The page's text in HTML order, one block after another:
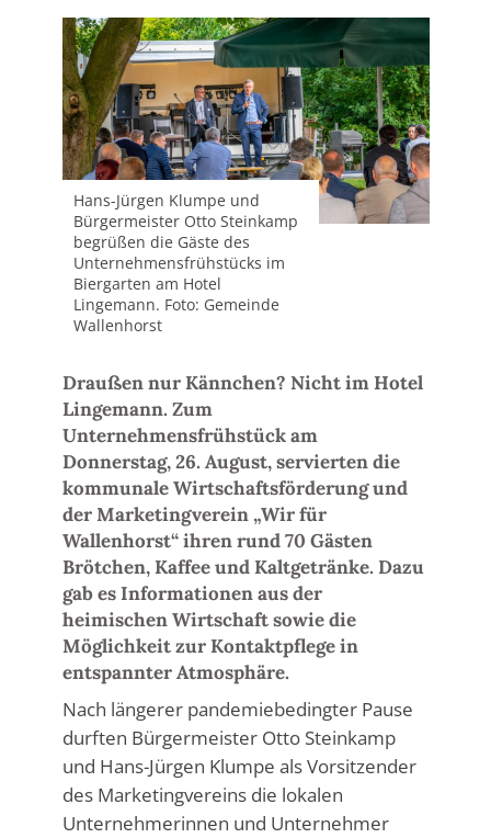
Hans-Jürgen Klumpe und
Bürgermeister Otto Steinkamp
begrüßen die Gäste des
Unternehmensfrühstücks im
Biergarten am Hotel
Lingemann. Foto: Gemeinde
Wallenhorst
Draußen nur Kännchen? Nicht im Hotel
Lingemann. Zum
Unternehmensfrühstück am
Donnerstag, 26. August, servierten die
kommunale Wirtschaftsförderung und
der Marketingverein „Wir für
Wallenhorst“ ihren rund 70 Gästen
Brötchen, Kaffee und Kaltgetränke. Dazu
gab es Informationen aus der
heimischen Wirtschaft sowie die
Möglichkeit zur Kontaktpflege in
entspannter Atmosphäre.
Nach längerer pandemiebedingter Pause
durften Bürgermeister Otto Steinkamp
und Hans-Jürgen Klumpe als Vorsitzender
des Marketingvereins die lokalen
Unternehmerinnen und Unternehmer